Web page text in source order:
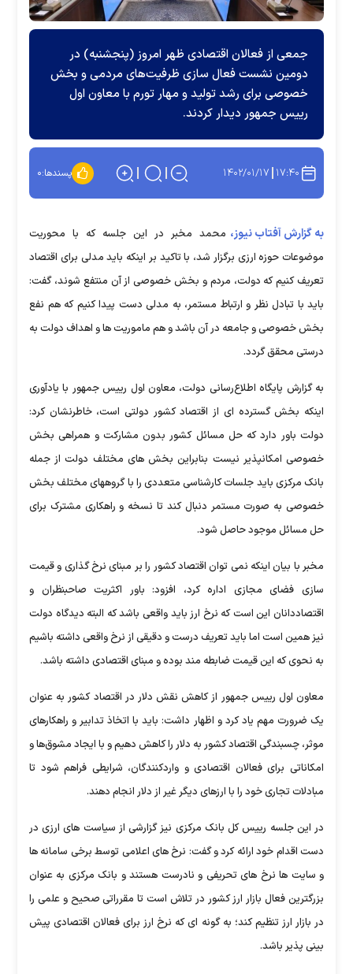
جمعی از فعالان اقتصادی ظهر امروز (پنجشنبه) در
دومین نشست فعال سازی ظرفیت‌های مردمی و بخش
خصوصی برای رشد تولید و مهار تورم با معاون اول
رییس جمهور دیدار کردند.
۱۷:۴۰ ۱۴۰۲/۰۱/۱۷ پسندها:۰
به گزارش آفتاب نیوز، محمد مخبر در این جلسه که با محوریت
موضوعات حوزه ارزی برگزار شد، با تاکید بر اینکه باید مدلی برای اقتصاد
تعریف کنیم که دولت، مردم و بخش خصوصی از آن منتفع شوند، گفت:
باید با تبادل نظر و ارتباط مستمر، به مدلی دست پیدا کنیم که هم نفع
بخش خصوصی و جامعه در آن باشد و هم ماموریت ها و اهداف دولت به
درستی محقق گردد.
به گزارش پایگاه اطلاع‌رسانی دولت، معاون اول رییس جمهور با یادآوری
اینکه بخش گسترده ای از اقتصاد کشور دولتی است، خاطرنشان کرد:
دولت باور دارد که حل مسائل کشور بدون مشارکت و همراهی بخش
خصوصی امکانپذیر نیست بنابراین بخش های مختلف دولت از جمله
بانک مرکزی باید جلسات کارشناسی متعددی را با گروههای مختلف بخش
خصوصی به صورت مستمر دنبال کند تا نسخه و راهکاری مشترک برای
حل مسائل موجود حاصل شود.
مخبر با بیان اینکه نمی توان اقتصاد کشور را بر مبنای نرخ گذاری و قیمت
سازی فضای مجازی اداره کرد، افزود: باور اکثریت صاحبنظران و
اقتصاددانان این است که نرخ ارز باید واقعی باشد که البته دیدگاه دولت
نیز همین است اما باید تعریف درست و دقیقی از نرخ واقعی داشته باشیم
به نحوی که این قیمت ضابطه مند بوده و مبنای اقتصادی داشته باشد.
معاون اول رییس جمهور از کاهش نقش دلار در اقتصاد کشور به عنوان
یک ضرورت مهم یاد کرد و اظهار داشت: باید با اتخاذ تدابیر و راهکارهای
موثر، چسبندگی اقتصاد کشور به دلار را کاهش دهیم و با ایجاد مشوق‌ها و
امکاناتی برای فعالان اقتصادی و واردکنندگان، شرایطی فراهم شود تا
مبادلات تجاری خود را با ارزهای دیگر غیر از دلار انجام دهند.
در این جلسه رییس کل بانک مرکزی نیز گزارشی از سیاست های ارزی در
دست اقدام خود ارائه کرد و گفت: نرخ های اعلامی توسط برخی سامانه ها
و سایت ها نرخ های تحریفی و نادرست هستند و بانک مرکزی به عنوان
بزرگترین فعال بازار ارز کشور در تلاش است تا مقرراتی صحیح و علمی را
در بازار ارز تنظیم کند؛ به گونه ای که نرخ ارز برای فعالان اقتصادی پیش
بینی پذیر باشد.